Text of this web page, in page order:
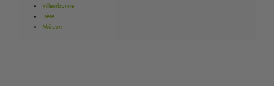
Villeurbanne
Isère
Mâcon